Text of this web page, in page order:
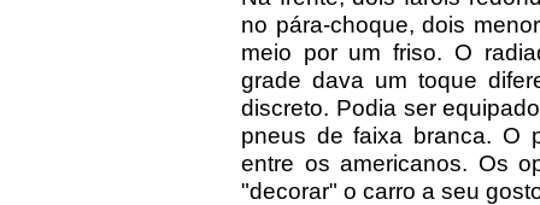
no pára-choque, dois
meio por um friso. O
grade dava um toque
discreto. Podia ser
pneus de faixa branca. O
entre os americanos. Os
"decorar" o carro a seu